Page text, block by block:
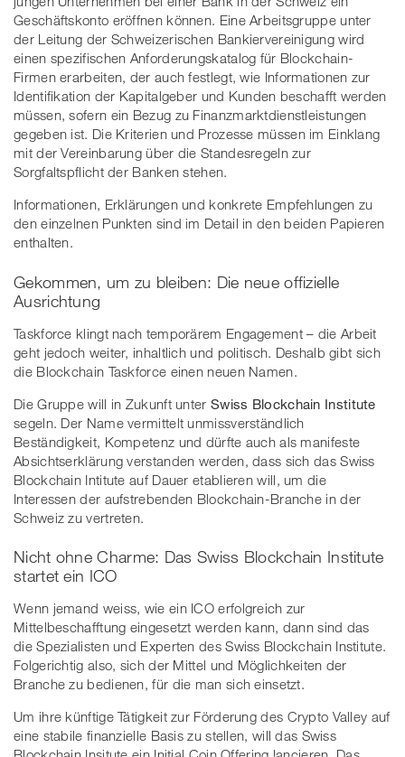
Geschäftskonto eröffnen können. Eine Arbeitsgruppe unter
der Leitung der Schweizerischen Bankiervereinigung wird
einen spezifischen Anforderungskatalog für Blockchain-
Firmen erarbeiten, der auch festlegt, wie Informationen zur
Identifikation der Kapitalgeber und Kunden beschafft werden
müssen, sofern ein Bezug zu Finanzmarktdienstleistungen
gegeben ist. Die Kriterien und Prozesse müssen im Einklang
mit der Vereinbarung über die Standesregeln zur
Sorgfaltspflicht der Banken stehen.
Informationen, Erklärungen und konkrete Empfehlungen zu
den einzelnen Punkten sind im Detail in den beiden Papieren
enthalten.
Gekommen, um zu bleiben: Die neue offizielle
Ausrichtung
Taskforce klingt nach temporärem Engagement – die Arbeit
geht jedoch weiter, inhaltlich und politisch. Deshalb gibt sich
die Blockchain Taskforce einen neuen Namen.
Die Gruppe will in Zukunft unter Swiss Blockchain Institute
segeln. Der Name vermittelt unmissverständlich
Beständigkeit, Kompetenz und dürfte auch als manifeste
Absichtserklärung verstanden werden, dass sich das Swiss
Blockchain Intitute auf Dauer etablieren will, um die
Interessen der aufstrebenden Blockchain-Branche in der
Schweiz zu vertreten.
Nicht ohne Charme: Das Swiss Blockchain Institute
startet ein ICO
Wenn jemand weiss, wie ein ICO erfolgreich zur
Mittelbeschafftung eingesetzt werden kann, dann sind das
die Spezialisten und Experten des Swiss Blockchain Institute.
Folgerichtig also, sich der Mittel und Möglichkeiten der
Branche zu bedienen, für die man sich einsetzt.
Um ihre künftige Tätigkeit zur Förderung des Crypto Valley auf
eine stabile finanzielle Basis zu stellen, will das Swiss